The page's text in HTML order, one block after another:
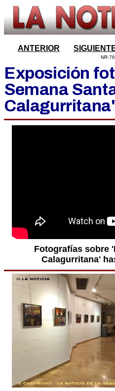
ANTERIOR
Exposición
Semana
Calagurritana'
Fotografías sobre
Calagurritana'